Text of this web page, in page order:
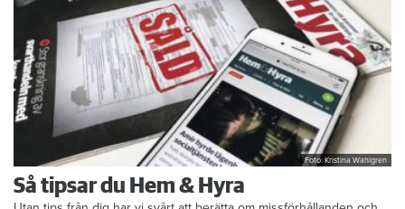
Foto: Kristina Wahlgren
Så tipsar du Hem & Hyra